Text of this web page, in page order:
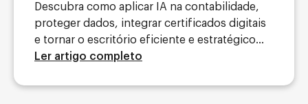
Descubra como aplicar IA na contabilidade,
proteger dados, integrar certificados digitais
e tornar o escritório eficiente e estratégico...
Ler artigo completo